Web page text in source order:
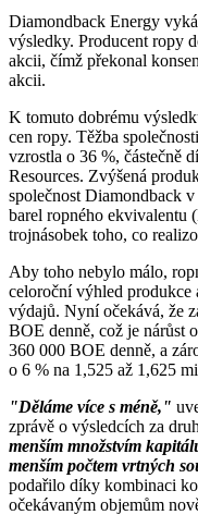
Diamondback Energy
výsledky. Producent ropy
akcii, čímž překonal
akcii.
K tomuto dobrému
cen ropy. Těžba
vzrostla o 36 %, částečně
Resources. Zvýšená
společnost Diamondback
barel ropného ekvivalentu
trojnásobek toho, co
Aby toho nebylo málo,
celoroční výhled produkce
výdajů. Nyní očekává, že
BOE denně, což je nárůst
360 000 BOE denně, a
o 6 % na 1,525 až 1,625
"Děláme více s méně,"
zprávě o výsledcích za
menším množstvím
menším počtem vrtných
podařilo díky kombinaci
očekávaným objemům